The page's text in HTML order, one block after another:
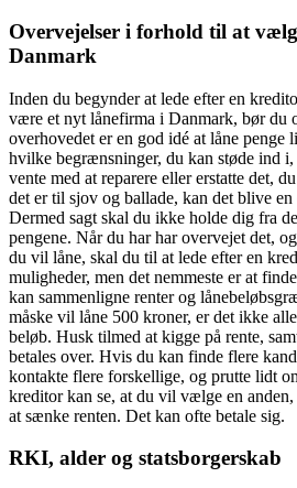
Overvejelser i forhold til at
Danmark
Inden du begynder at lede efter en
være et nyt lånefirma i Danmark, bør du
overhovedet er en god idé at låne penge
hvilke begrænsninger, du kan støde ind
vente med at reparere eller erstatte det,
det er til sjov og ballade, kan det blive
Dermed sagt skal du ikke holde dig fra
pengene. Når du har har overvejet det,
du vil låne, skal du til at lede efter en
muligheder, men det nemmeste er at
kan sammenligne renter og
måske vil låne 500 kroner, er det ikke
beløb. Husk tilmed at kigge på rente,
betales over. Hvis du kan finde flere
kontakte flere forskellige, og prutte lidt
kreditor kan se, at du vil vælge en
at sænke renten. Det kan ofte betale sig.
RKI, alder og statsborgerskab